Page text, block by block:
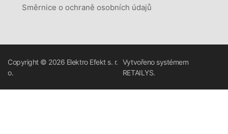
Směrnice o ochraně osobních údajů
Copyright © 2026 Elektro Efekt s. r.
o.
Vytvořeno systémem
RETAILYS.